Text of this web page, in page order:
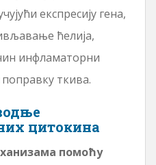
експресију гена,
ћелија,
инфламаторни
ткива.
цитокина
помоћу